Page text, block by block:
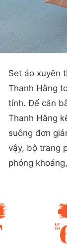
Set áo xuyên
Thanh Hằng
tính. Để cân
Thanh Hằng
suông đơn
vậy, bộ trang
phóng